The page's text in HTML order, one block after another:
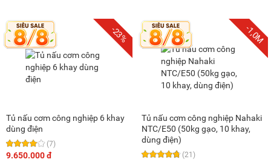
-23%
Tủ nấu cơm công nghiệp 6 khay
dùng điện
(7)
9.650.000 đ
-1,0M
Tủ nấu cơm công nghiệp Nahaki
NTC/E50 (50kg gạo, 10 khay,
dùng điện)
(21)